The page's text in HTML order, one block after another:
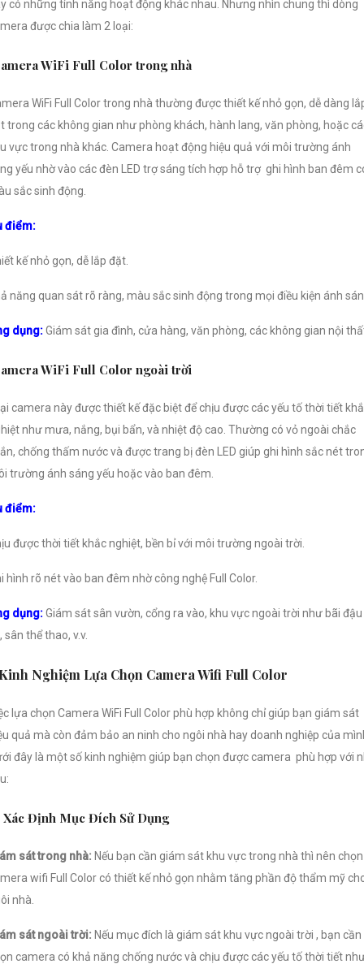
có những tính năng hoạt động khác nhau. Nhưng nhìn chung thì dòng
được chia làm 2 loại:
WiFi Full Color trong nhà
WiFi Full Color trong nhà thường được thiết kế nhỏ gọn, dễ dàng
trong các không gian như phòng khách, hành lang, văn phòng, hoặc
vực trong nhà khác. Camera hoạt động hiệu quả với môi trường ánh
yếu nhờ vào các đèn LED trợ sáng tích hợp hỗ trợ ghi hình ban đêm
sắc sinh động.
điểm:
kế nhỏ gọn, dễ lắp đặt.
năng quan sát rõ ràng, màu sắc sinh động trong mọi điều kiện ánh
dụng:Giám sát gia đình, cửa hàng, văn phòng, các không gian nội
WiFi Full Color ngoài trời
camera này được thiết kế đặc biệt để chịu được các yếu tố thời tiết
như mưa, nắng, bụi bẩn, và nhiệt độ cao. Thường có vỏ ngoài chắc
chống thấm nước và được trang bị đèn LED giúp ghi hình sắc nét
trường ánh sáng yếu hoặc vào ban đêm.
điểm:
được thời tiết khắc nghiệt, bền bỉ với môi trường ngoài trời.
hình rõ nét vào ban đêm nhờ công nghệ Full Color.
dụng:Giám sát sân vườn, cổng ra vào, khu vực ngoài trời như bãi đậu
sân thể thao, v.v.
Nghiệm Lựa Chọn Camera Wifi Full Color
lựa chọn Camera WiFi Full Color phù hợp không chỉ giúp bạn giám sát
quả mà còn đảm bảo an ninh cho ngôi nhà hay doanh nghiệp của
đây là một số kinh nghiệm giúp bạn chọn được camera phù hợp với
Xác Định Mục Đích Sử Dụng
sát trong nhà: Nếu bạn cần giám sát khu vực trong nhà thì nên chọn
wifi Full Color có thiết kế nhỏ gọn nhằm tăng phần độ thẩm mỹ
nhà.
sát ngoài trời: Nếu mục đích là giám sát khu vực ngoài trời , bạn cần
camera có khả năng chống nước và chịu được các yếu tố thời tiết